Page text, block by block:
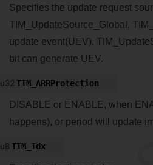
Specifies the update request
TIM_UpdateSource_Global.
update event(UEV).
bit can generate UEV.
u32 TIM_ARRProtection
DISABLE or ENABLE, when
happens), or period will update
u8 TIM_Idx